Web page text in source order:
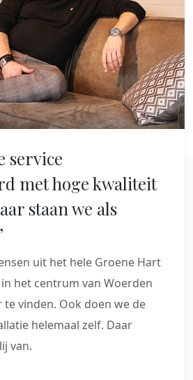
service
met hoge kwaliteit
staan we als
uit het hele Groene Hart
het centrum van Woerden
vinden. Ook doen we de
helemaal zelf. Daar
van.